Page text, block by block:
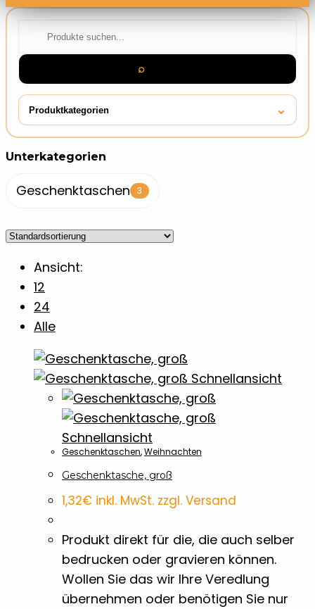
Suchen
Produktkategorien ⌄
Aufkleber
Ausmalen
Autoaufkleber
Autozubehör
Banner
Baumwolltaschen
BBQ Accossoires
Beutel
Bierdeckel
Bleistifte 4
Blöcke
Unterkategorien
Geschenktaschen 3
Ansicht:
12
24
Alle
Schnellansicht
Schnellansicht
Geschenktaschen,Weihnachten
Geschenktasche, groß
1,32€ inkl. MwSt. zzgl. Versand
Produkt direkt für die, die auch selber
bedrucken oder gravieren können.
Wollen Sie das wir Ihre Veredlung
übernehmen oder benötigen Sie nur